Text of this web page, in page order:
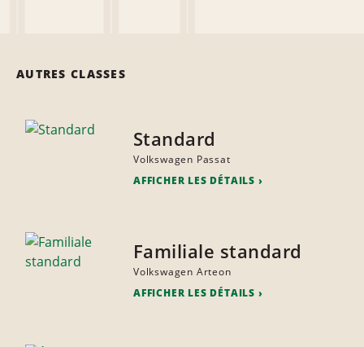
AUTRES CLASSES
Standard
Volkswagen Passat
AFFICHER LES DÉTAILS
Familiale standard
Volkswagen Arteon
AFFICHER LES DÉTAILS